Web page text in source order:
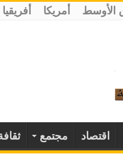
الأوسط أمريكا أفريقيا
اقتصاد مجتمع